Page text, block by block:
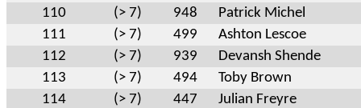
110
(> 7) 948
Patrick Michel
111
(> 7) 499
Ashton Lescoe
112
(> 7) 939
Devansh Shende
113
(> 7) 494
Toby Brown
114
(> 7) 447
Julian Freyre